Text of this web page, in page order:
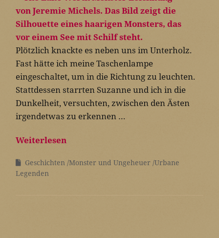
Plötzlich knackte es neben uns im Unterholz.
Fast hätte ich meine Taschenlampe
eingeschaltet, um in die Richtung zu leuchten.
Stattdessen starrten Suzanne und ich in die
Dunkelheit, versuchten, zwischen den Ästen
irgendetwas zu erkennen …
Weiterlesen
Geschichten Monster und Ungeheuer Urbane
Legenden